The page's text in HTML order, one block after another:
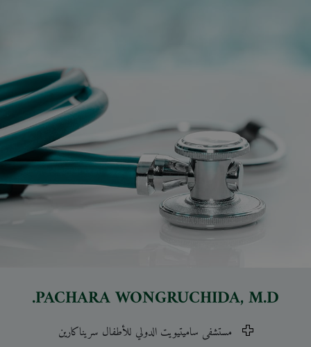
PACHARA WONGRUCHIDA, M.D.
مستشفى ساميتيويت الدولي للأطفال سريناكارين